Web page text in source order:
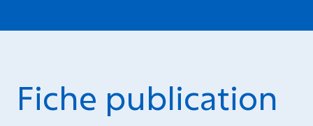
Fiche publication